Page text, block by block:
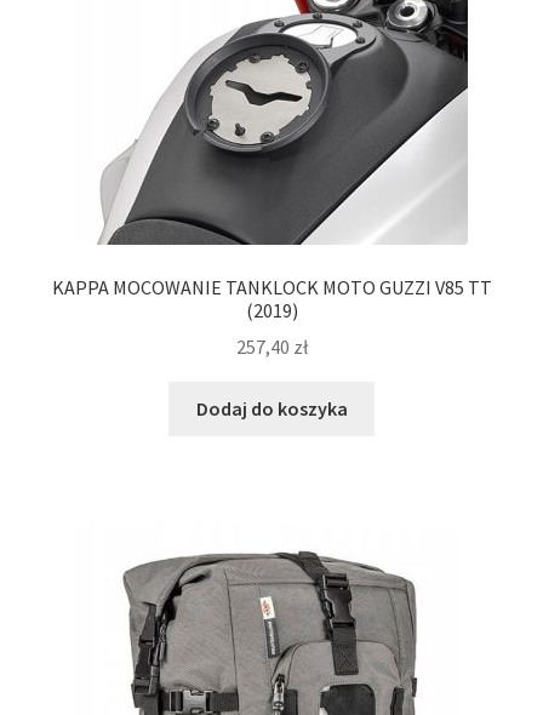
KAPPA MOCOWANIE TANKLOCK MOTO GUZZI V85 TT
(2019)
257,40 zł
Dodaj do koszyka